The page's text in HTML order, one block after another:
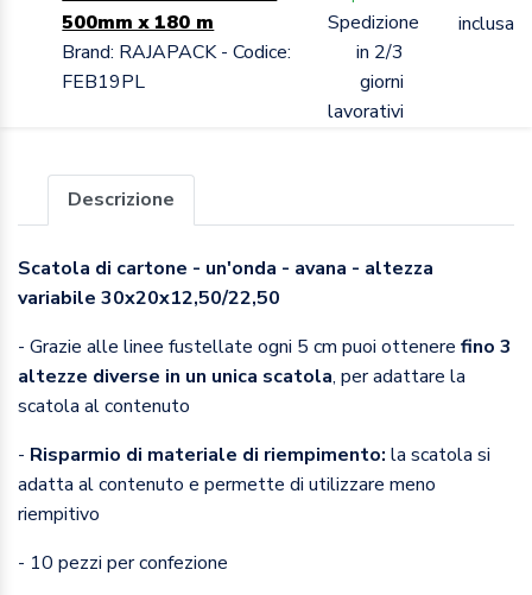
500mm x 180 m
Brand: RAJAPACK - Codice:
FEB19PL
Spedizione
in 2/3
giorni
lavorativi
inclusa
Descrizione
Scatola di cartone - un'onda - avana - altezza
variabile 30x20x12,50/22,50
- Grazie alle linee fustellate ogni 5 cm puoi ottenere fino 3
altezze diverse in un unica scatola, per adattare la
scatola al contenuto
- Risparmio di materiale di riempimento: la scatola si
adatta al contenuto e permette di utilizzare meno
riempitivo
- 10 pezzi per confezione